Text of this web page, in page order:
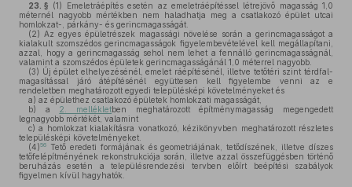
23. § (1)
Emeletráépítés esetén az emeletráépítéssel létrejövő magasság 1,0
méternél nagyobb mértékben nem haladhatja meg a csatlakozó épület utcai
homlokzat-, párkány- és gerincmagasságát.
(2) Az egyes épületrészek magassági növelése során a gerincmagasságot a
kialakult szomszédos gerincmagasságok figyelembevételével kell megállapítani,
azzal, hogy a gerincmagasság sehol nem lehet a fennálló gerincmagasságnál,
valamint a szomszédos épületek gerincmagasságánál 1,0 méterrel nagyobb.
(3) Új épület elhelyezésénél, emelet ráépítésénél, illetve tetőtéri szint térdfal-
magasítással járó átépítésénél együttesen kell figyelembe venni az e
rendeletben meghatározott egyedi településképi követelményeket és
a) az épülethez csatlakozó épületek homlokzati magasságát,
b) a 2. mellékletben meghatározott építménymagasság megengedett
legnagyobb mértékét, valamint
c) a homlokzat kialakításra vonatkozó, kézikönyvben meghatározott részletes
településképi követelményeket.
(4)56
Tető eredeti formájának és geometriájának, tetődíszének, illetve díszes
tetőfelépítményének rekonstrukciója során, illetve azzal összefüggésben történő
beruházás esetén a településrendezési tervben előírt beépítési szabályok
figyelmen kívül hagyhatók.